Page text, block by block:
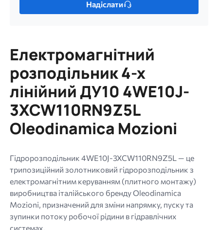
МБ.
Дозволені
типи:
gif
jpg
jpeg
png.
Надіслати
Електромагнітний
розподільник 4-х
лінійний ДУ10 4WE10J-
3XCW110RN9Z5L
Oleodinamica Mozioni
Гідророзподільник 4WE10J-3XCW110RN9Z5L — це
трипозиційний золотниковий гідророзподільник з
електромагнітним керуванням (плитного монтажу)
виробництва італійського бренду Oleodinamica
Mozioni, призначений для зміни напрямку, пуску та
зупинки потоку робочої рідини в гідравлічних
системах.